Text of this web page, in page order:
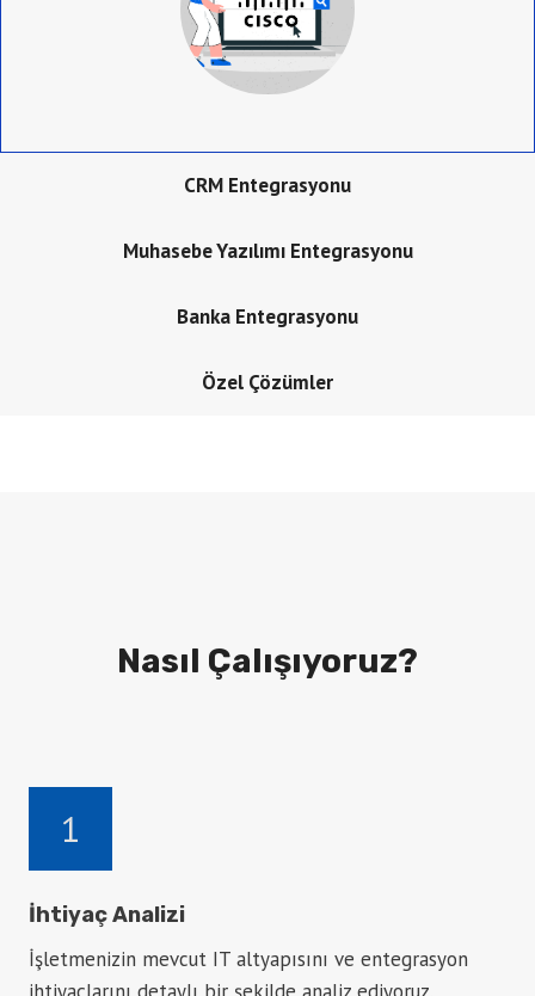
CRM Entegrasyonu
Muhasebe Yazılımı Entegrasyonu
Banka Entegrasyonu
Özel Çözümler
Nasıl Çalışıyoruz?
1
İhtiyaç Analizi
İşletmenizin mevcut IT altyapısını ve entegrasyon